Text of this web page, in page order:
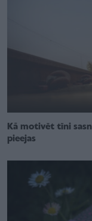
Kā motivēt tīni
pieejas